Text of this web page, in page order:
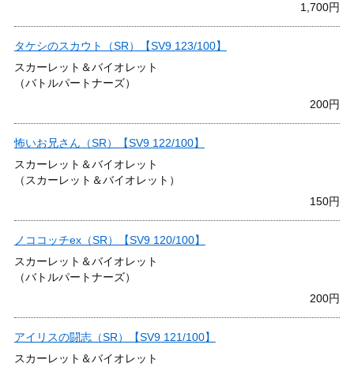
1,700円
タケシのスカウト（SR）【SV9 123/100】
スカーレット＆バイオレット
（バトルパートナーズ）
200円
怖いお兄さん（SR）【SV9 122/100】
スカーレット＆バイオレット
（スカーレット＆バイオレット）
150円
ノココッチex（SR）【SV9 120/100】
スカーレット＆バイオレット
（バトルパートナーズ）
200円
アイリスの闘志（SR）【SV9 121/100】
スカーレット＆バイオレット